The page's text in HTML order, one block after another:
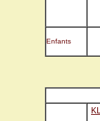
Enfants